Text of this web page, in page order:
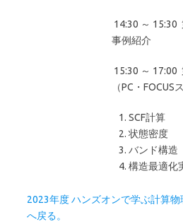
14:30 ～ 15:30
事例紹介
15:30 ～ 17:00
（PC・FOCUS
SCF計算
状態密度
バンド構造
構造最適化
2023年度 ハンズオンで学ぶ計算物
へ戻る。